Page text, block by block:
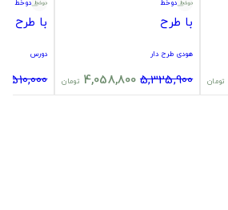
تومان
با طرح
هودی طرح دار
5,325,900
4,058,800 تومان
با طرح
دورس
4,510,000